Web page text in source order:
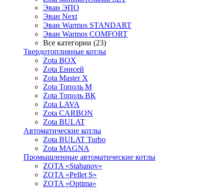
Эван ЭПО
Эван Next
Эван Warmos STANDART
Эван Warmos COMFORT
Все категории (23)
Твердотопливные котлы
Zota BOX
Zota Енисей
Zota Master X
Zota Тополь М
Zota Тополь ВК
Zota LAVA
Zota CARBON
Zota BULAT
Автоматические котлы
Zota BULAT Turbo
Zota MAGNA
Промышленные автоматические котлы
ZOTA «Stahanov»
ZOTA «Pellet S»
ZOTA «Optima»